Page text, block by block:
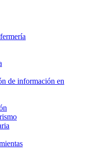
de información en